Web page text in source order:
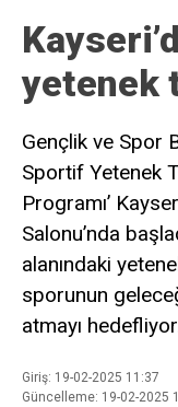
yetenek
Gençlik ve Spor
Sportif Yetenek
Programı’
Salonu’nda
alanındaki
sporunun
atmayı
Giriş: 19-02-2025 11:37
Güncelleme: 19-02-2025